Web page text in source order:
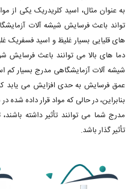
به عنوان مثال، اسید کلریدریک یکی از
تواند باعث فرسایش شیشه آلات
های قلیایی بسیار غلیظ و اسید فسفریک
دما های بالا می توانند باعث
شیشه آلات آزمایشگاهی مدرج بسیار کم
عمق فرسایش به حدی افزایش می یابد
بنابراین، در حالی که مواد قرار داده شده
مدرج شما می ‌توانند تأثیر داشته
تأثیر گذار باشد.